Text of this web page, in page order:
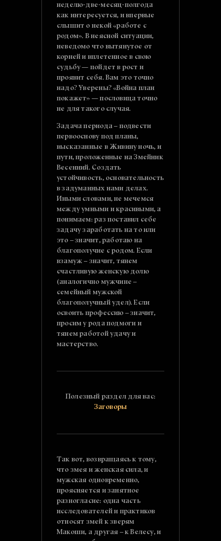
неделю-две-месяц-полгода
как интересуется, и впервые
слышит о некой «работе с
родом». В неясной ситуации,
неведомо что вытянутое от
корней и вплетенное в свою
судьбу — пойдет в рост и
проявит себя. Вам это точно
надо? Уверены? «Война план
покажет» — пословица точно
не для такого случая.
Задача периода – подвести
первооснову под планы,
высказанные в Живину ночь, и
пути, проложенные на Змейник
Весенний. Создать
устойчивость, основательность
в задуманных нами делах.
Иными словами, не мечемся
между умными и красивыми, а
понимаем: раз поставил себе
задачу заработать на то или
это – значит, работаю на
благополучие с родом. Если
взамуж – значит, тянем
счастливую женскую долю
(аналогично мужчине –
семейный мужской
благополучный удел). Если
освоить профессию – значит,
просим у рода подмоги и
тянем работой удачу и
мастерство.
Полезный раздел для вас:
Заговоры
Так вот, возвращаясь к тому,
что змея и женская сила, и
мужская одновременно,
проясняется и занятное
разногласие: одна часть
исследователей и практиков
относят змей к зверям
Макоши, а другая – к Велесу, и